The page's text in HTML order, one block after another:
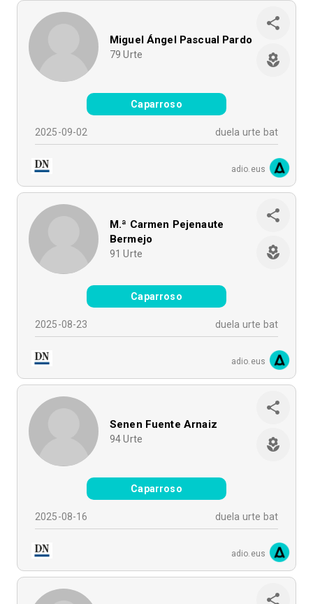
Miguel Ángel Pascual Pardo
79 Urte
Caparroso
2025-09-02 duela urte bat
adio.eus
M.ª Carmen Pejenaute
Bermejo
91 Urte
Caparroso
2025-08-23 duela urte bat
adio.eus
Senen Fuente Arnaiz
94 Urte
Caparroso
2025-08-16 duela urte bat
adio.eus